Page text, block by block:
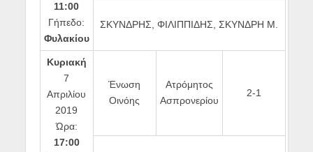
11:00
Γήπεδο:
Φυλακίου
ΣΚΥΝΔΡΗΣ, ΦΙΛΙΠΠΙΔΗΣ, ΣΚΥΝΔΡΗ Μ.
Κυριακή
7
Απριλίου
2019
Ώρα:
17:00
Ένωση
Οινόης
Ατρόμητος
Ασπρονερίου
2-1